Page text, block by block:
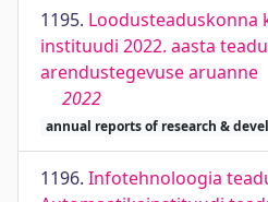
1195. Loodusteaduskonna
instituudi 2022. aasta
arendustegevuse aruanne
2022
annual reports of research &
1196. Infotehnoloogia